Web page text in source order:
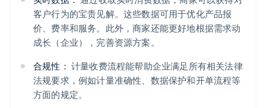
客户行为的宝贵见解。这些数据可用于优化产品报
价、费率和服务。此外，商家还能更好地根据需求动
成长（企业），完善资源方案。
合规性： 计量收费流程能帮助企业满足所有相关法律
法规要求，例如计量准确性、数据保护和开单流程等
方面的规定。